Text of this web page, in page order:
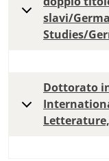
slavi/
Studies/
Dottorato